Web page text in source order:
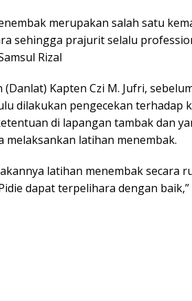
merupakan salah satu
sehingga prajurit selalu
Rizal
Kapten Czi M. Jufri,
dilakukan pengecekan terhadap
di lapangan tambak dan
latihan menembak.
latihan menembak secara
dapat terpelihara dengan